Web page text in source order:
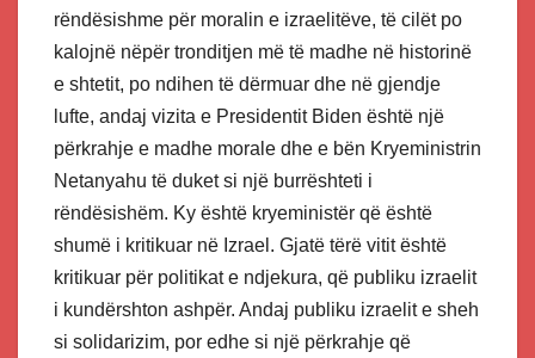
rëndësishme për moralin e izraelitëve, të cilët po
kalojnë nëpër tronditjen më të madhe në historinë
e shtetit, po ndihen të dërmuar dhe në gjendje
lufte, andaj vizita e Presidentit Biden është një
përkrahje e madhe morale dhe e bën Kryeministrin
Netanyahu të duket si një burrështeti i
rëndësishëm. Ky është kryeministër që është
shumë i kritikuar në Izrael. Gjatë tërë vitit është
kritikuar për politikat e ndjekura, që publiku izraelit
i kundërshton ashpër. Andaj publiku izraelit e sheh
si solidarizim, por edhe si një përkrahje që